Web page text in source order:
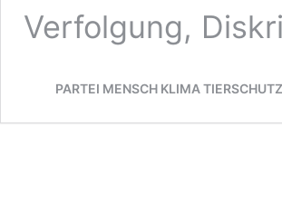
Verfolgung,
PARTEI MENSCH KLIMA TIERSCHUTZ